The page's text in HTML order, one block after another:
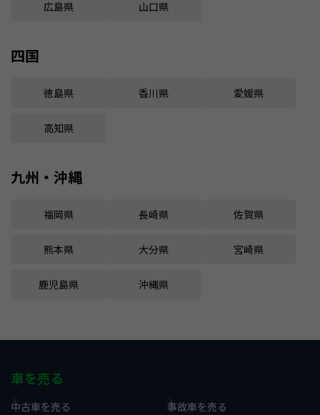
広島県 山口県
四国
徳島県 香川県 愛媛県
高知県
九州・沖縄
福岡県 長崎県 佐賀県
熊本県 大分県 宮崎県
鹿児島県 沖縄県
車を売る
中古車を売る
事故車を売る